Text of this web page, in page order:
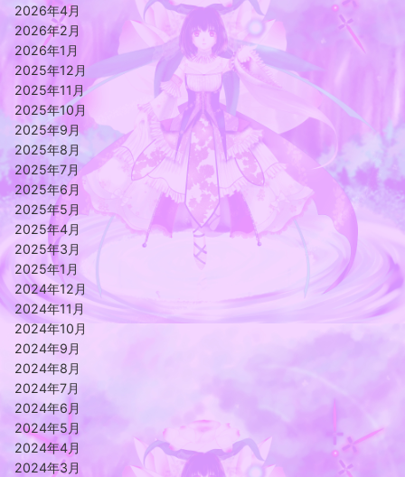
2026年4月
2026年2月
2026年1月
2025年12月
2025年11月
2025年10月
2025年9月
2025年8月
2025年7月
2025年6月
2025年5月
2025年4月
2025年3月
2025年1月
2024年12月
2024年11月
2024年10月
2024年9月
2024年8月
2024年7月
2024年6月
2024年5月
2024年4月
2024年3月